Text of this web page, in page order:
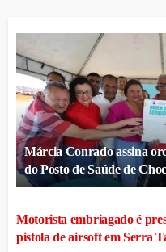
Márcia Conrado assina
do Posto de Saúde de
Motorista embriagado é
pistola de airsoft em Serra